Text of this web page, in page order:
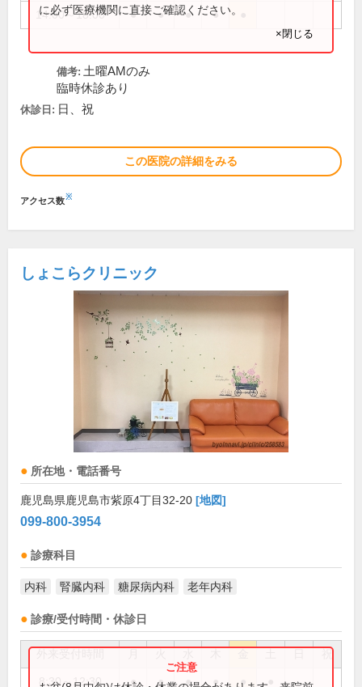
14:00～18:00 ● ● ● ●
に必ず医療機関に直接ご確認ください。
×閉じる
備考: 土曜AMのみ
臨時休診あり
休診日: 日、祝
この医院の詳細をみる
アクセス数※
しょこらクリニック
所在地・電話番号
鹿児島県鹿児島市紫原4丁目32-20 [地図]
099-800-3954
診療科目
内科 腎臓内科 糖尿病内科 老年内科
診療/受付時間・休診日
祝
8:30～12:30 ● ● ● ● ●